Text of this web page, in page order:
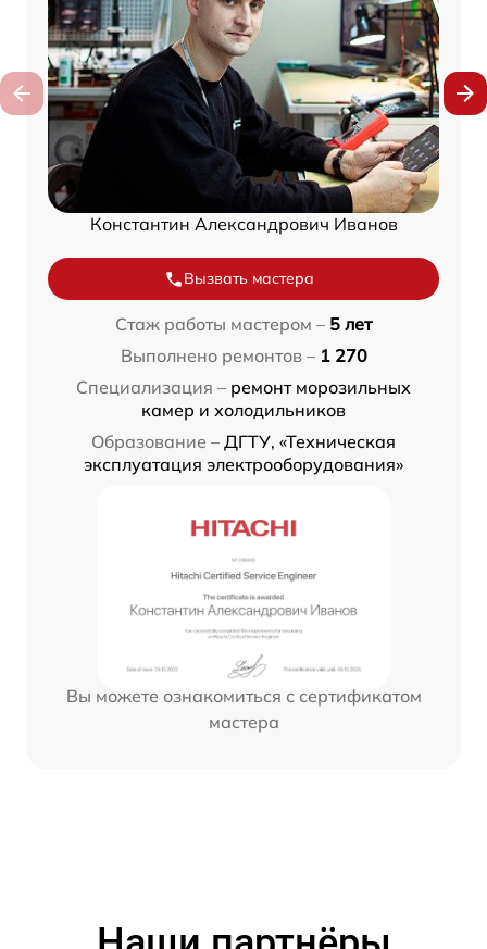
Константин Александрович Иванов
Вызвать мастера
Стаж работы мастером – 5 лет
Выполнено ремонтов – 1 270
Специализация – ремонт морозильных
камер и холодильников
Образование – ДГТУ, «Техническая
эксплуатация электрооборудования»
Вы можете ознакомиться с сертификатом
мастера